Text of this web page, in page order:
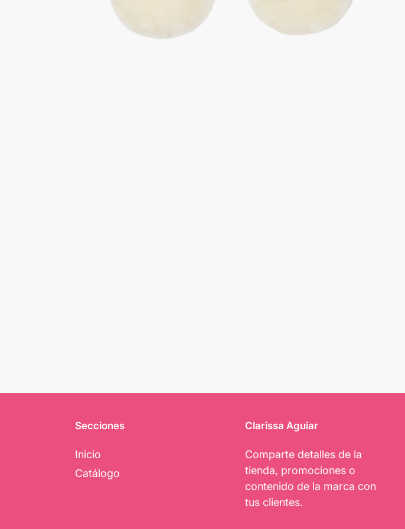
Secciones
Inicio
Catálogo
Clarissa Aguiar
Comparte detalles de la
tienda, promociones o
contenido de la marca con
tus clientes.